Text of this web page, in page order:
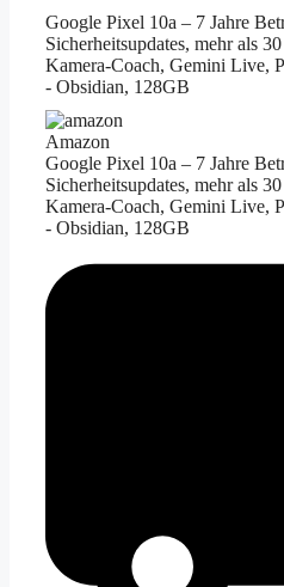
Google Pixel 10a – 7 Jahre
Sicherheitsupdates, mehr als
Kamera-Coach, Gemini Live,
- Obsidian, 128GB
Amazon
Google Pixel 10a – 7 Jahre
Sicherheitsupdates, mehr als
Kamera-Coach, Gemini Live,
- Obsidian, 128GB